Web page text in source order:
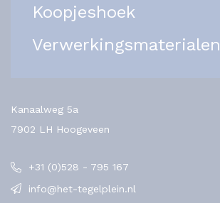
Koopjeshoek
Verwerkingsmaterialen
Kanaalweg 5a
7902 LH Hoogeveen
+31 (0)528 - 795 167
info@het-tegelplein.nl